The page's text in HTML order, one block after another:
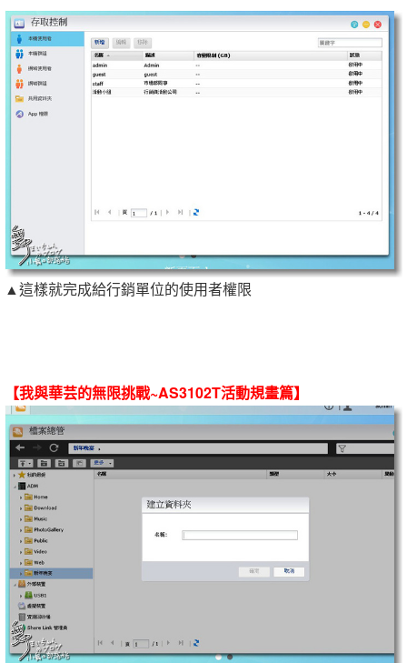
▲這樣就完成給行銷單位的使用者權限
【我與華芸的無限挑戰~AS3102T活動規畫篇】